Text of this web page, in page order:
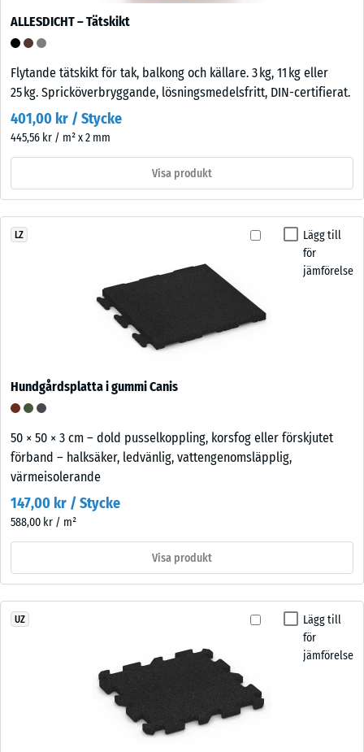
ALLESDICHT – Tätskikt
Flytande tätskikt för tak, balkong och källare. 3 kg, 11 kg eller
25 kg. Spricköverbryggande, lösningsmedelsfritt, DIN-certifierat.
401,00 kr / Stycke
445,56 kr / m² x 2 mm
Visa produkt
Lägg till
för
jämförelse
LZ
Hundgårdsplatta i gummi Canis
50 × 50 × 3 cm – dold pusselkoppling, korsfog eller förskjutet
förband – halksäker, ledvänlig, vattengenomsläpplig,
värmeisolerande
147,00 kr / Stycke
588,00 kr / m²
Visa produkt
Lägg till
för
jämförelse
UZ